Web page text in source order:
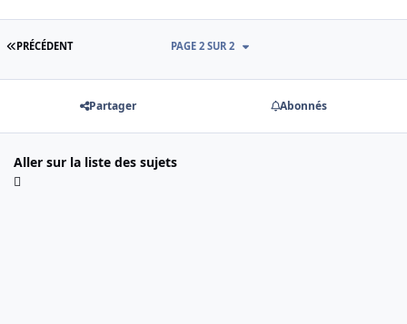
PREMIÈRE PAGE
PRÉCÉDENT PAGE 2 SUR 2
Partager Abonnés
Aller sur la liste des sujets